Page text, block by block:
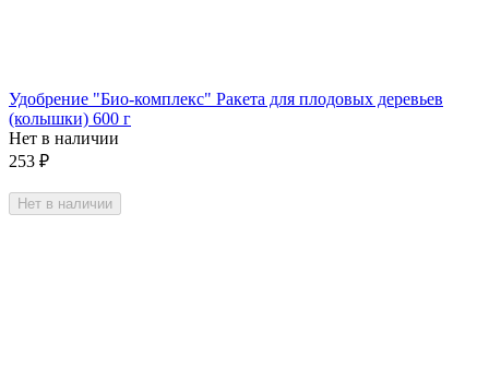
Удобрение "Био-комплекс" Ракета для плодовых деревьев
(колышки) 600 г
Нет в наличии
253 ₽
Нет в наличии